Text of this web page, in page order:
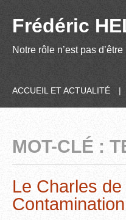
Frédéric
Notre rôle n’est pas
ACCUEIL ET ACTUALITÉ |
MOT-CLÉ :
Le Charles